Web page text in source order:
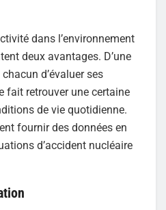
dans l’environnement
deux avantages. D’une
d’évaluer ses
fait retrouver une certaine
de vie quotidienne.
fournir des données en
d’accident nucléaire